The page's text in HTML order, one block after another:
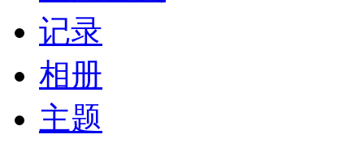
记录
相册
主题